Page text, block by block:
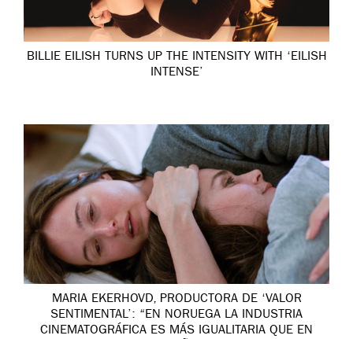
BILLIE EILISH TURNS UP THE INTENSITY WITH ‘EILISH
INTENSE’
MARIA EKERHOVD, PRODUCTORA DE ‘VALOR
SENTIMENTAL’: “EN NORUEGA LA INDUSTRIA
CINEMATOGRÁFICA ES MÁS IGUALITARIA QUE EN